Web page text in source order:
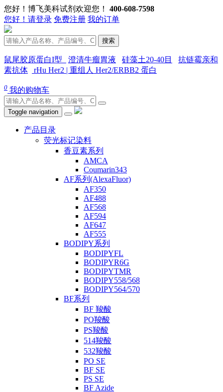
您好！博飞美科试剂欢迎您！ 400-608-7598
您好！请登录 免费注册 我的订单
搜索
鼠尾胶原蛋白I型 澄清牛瘤胃液 硅藻土20-40目
抗链霉亲和
素抗体
rHu Her2 | 重组人 Her2/ERBB2 蛋白
0 我的购物车
Toggle navigation
产品目录
荧光标记染料
香豆素系列
AMCA
Coumarin343
AF系列(AlexaFluor)
AF350
AF488
AF568
AF594
AF647
AF555
BODIPY系列
BODIPYFL
BODIPYR6G
BODIPYTMR
BODIPY558/568
BODIPY564/570
BF系列
BF 羧酸
PO羧酸
PS羧酸
514羧酸
532羧酸
PO SE
BF SE
PS SE
BF Azide